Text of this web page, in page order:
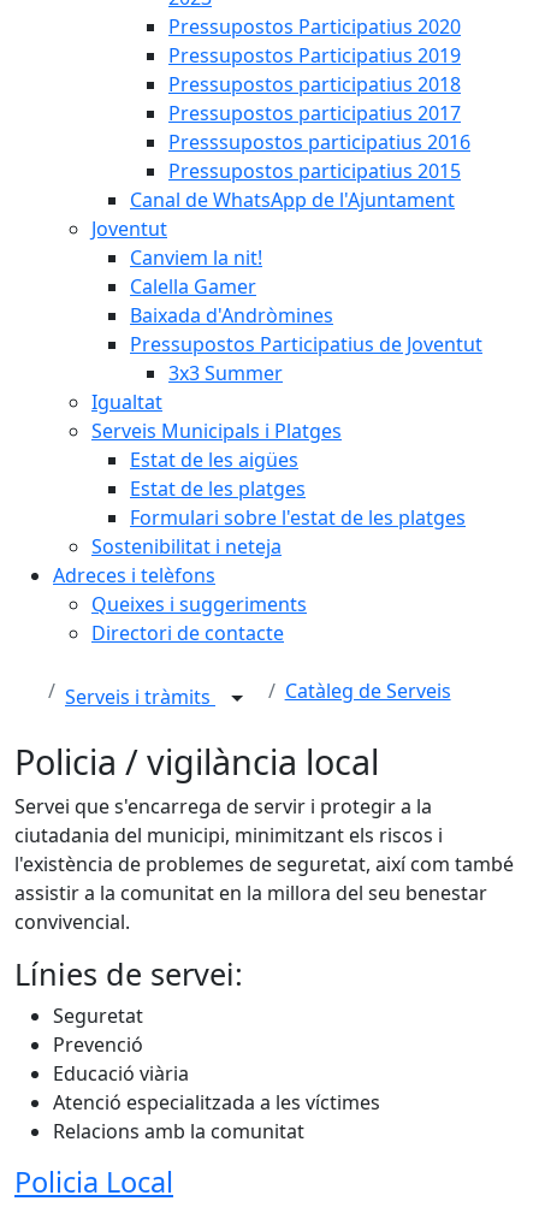
Pressupostos Participatius 2020
Pressupostos Participatius 2019
Pressupostos participatius 2018
Pressupostos participatius 2017
Presssupostos participatius 2016
Pressupostos participatius 2015
Canal de WhatsApp de l'Ajuntament
Joventut
Canviem la nit!
Calella Gamer
Baixada d'Andròmines
Pressupostos Participatius de Joventut
3x3 Summer
Igualtat
Serveis Municipals i Platges
Estat de les aigües
Estat de les platges
Formulari sobre l'estat de les platges
Sostenibilitat i neteja
Adreces i telèfons
Queixes i suggeriments
Directori de contacte
Serveis i tràmits Catàleg de Serveis
Policia / vigilància local
Servei que s'encarrega de servir i protegir a la
ciutadania del municipi, minimitzant els riscos i
l'existència de problemes de seguretat, així com també
assistir a la comunitat en la millora del seu benestar
convivencial.
Línies de servei:
Seguretat
Prevenció
Educació viària
Atenció especialitzada a les víctimes
Relacions amb la comunitat
Policia Local